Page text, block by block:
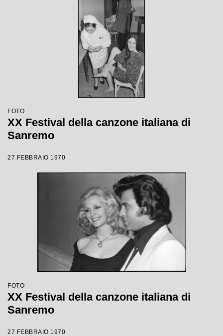
FOTO
XX Festival della canzone italiana di
Sanremo
27 FEBBRAIO 1970
FOTO
XX Festival della canzone italiana di
Sanremo
27 FEBBRAIO 1970